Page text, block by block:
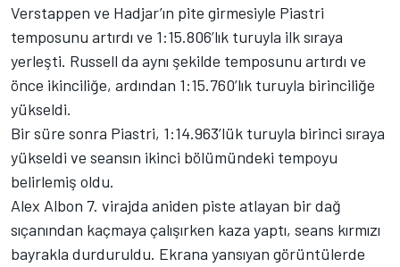
Verstappen ve Hadjar’ın pite girmesiyle Piastri
temposunu artırdı ve 1:15.806’lık turuyla ilk sıraya
yerleşti. Russell da aynı şekilde temposunu artırdı ve
önce ikinciliğe, ardından 1:15.760’lık turuyla birinciliğe
yükseldi.
Bir süre sonra Piastri, 1:14.963’lük turuyla birinci sıraya
yükseldi ve seansın ikinci bölümündeki tempoyu
belirlemiş oldu.
Alex Albon 7. virajda aniden piste atlayan bir dağ
sıçanından kaçmaya çalışırken kaza yaptı, seans kırmızı
bayrakla durduruldu. Ekrana yansıyan görüntülerde